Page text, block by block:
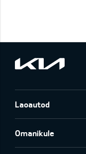
Laoautod
Omanikule